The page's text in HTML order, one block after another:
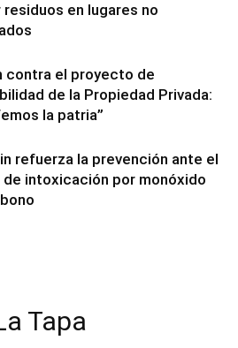
residuos en lugares no
contra el proyecto de
de la Propiedad Privada:
la patria”
refuerza la prevención ante el
de intoxicación por monóxido
Tapa